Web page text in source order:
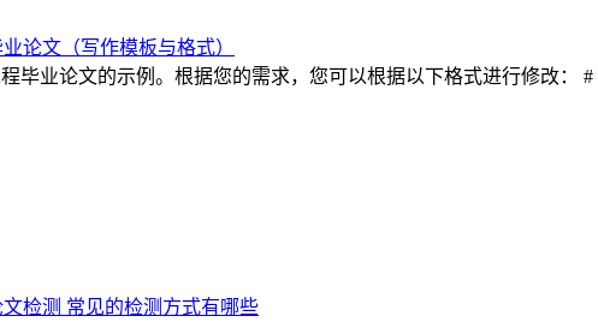
论文（写作模板与格式）
毕业论文的示例。根据您的需求，您可以根据以下格式进行修改：
检测 常见的检测方式有哪些